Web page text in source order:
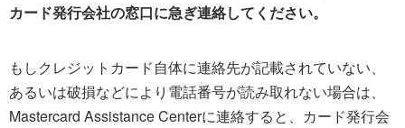
カード発行会社の窓口に急ぎ連絡してください。
もしクレジットカード自体に連絡先が記載されていない、
あるいは破損などにより電話番号が読み取れない場合は、
Mastercard Assistance Centerに連絡すると、カード発行会